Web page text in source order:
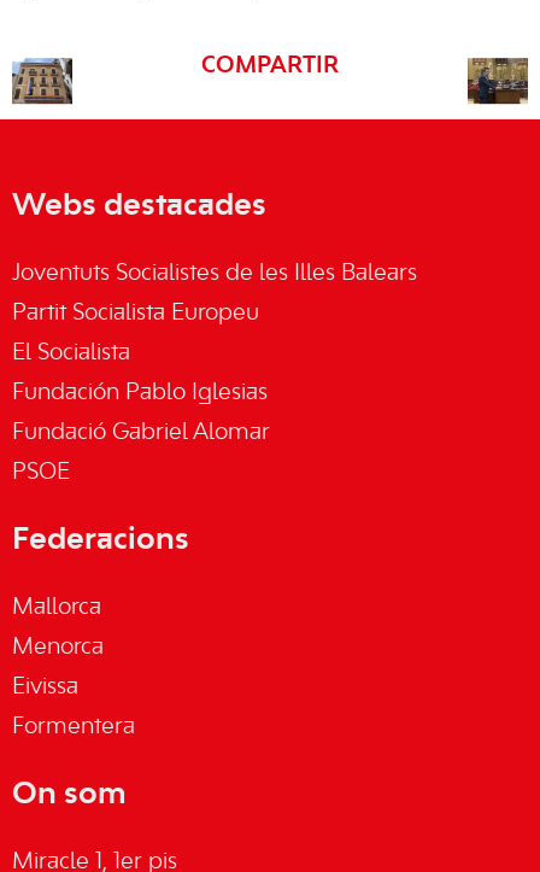
COMPARTIR
Webs destacades
Joventuts Socialistes de les Illes Balears
Partit Socialista Europeu
El Socialista
Fundación Pablo Iglesias
Fundació Gabriel Alomar
PSOE
Federacions
Mallorca
Menorca
Eivissa
Formentera
On som
Miracle 1, 1er pis